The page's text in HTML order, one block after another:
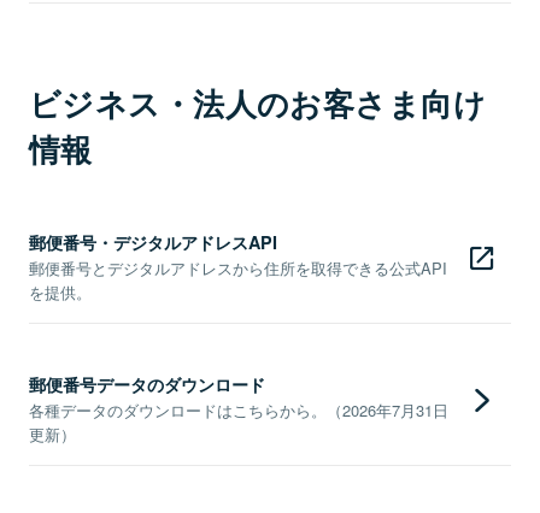
ビジネス・法人のお客さま向け
情報
郵便番号・デジタルアドレスAPI
郵便番号とデジタルアドレスから住所を取得できる公式API
を提供。
郵便番号データのダウンロード
各種データのダウンロードはこちらから。（2026年7月31日
更新）